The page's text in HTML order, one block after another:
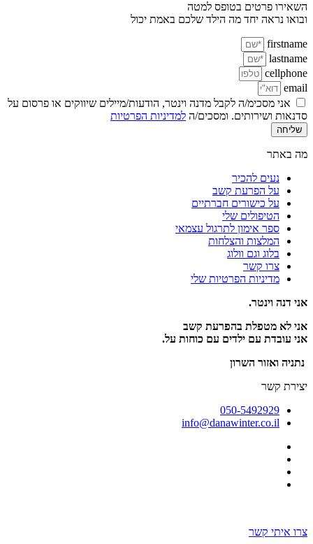
השאירו פרטים בטופס למטה
ובואו נראה יחד מה הילד שלכם באמת יכול
firstname
lastname
cellphone
email
אני מסכימ/ה לקבל מדנה וינטר, הודעות/מיילים שיווקים או פרסום על
סדנאות ושירותים. ומסכים/ה למדיניות הפרטיות
שליחה
מה באתר
נעים להכיר
על הפרעת קשב
על כישורים חברתיים
הטיפולים שלי
ספר אימון לתרגול עצמאי
המלצות והצלחות
בלוג וגם וולוג
צרו קשר
מדיניות הפרטיות שלי
אני דנה וינטר.
אני לא מטפלת בהפרעת קשב
אני עובדת עם ילדים עם כוחות על.
נתניה ואזור השרון
יצירת קשר
050-5492929
info@danawinter.co.il
צרו איתי קשר